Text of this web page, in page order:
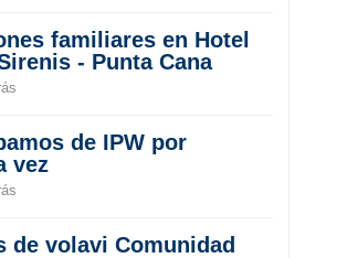
familiares en Hotel
- Punta Cana
de IPW por
vez
de volavi Comunidad